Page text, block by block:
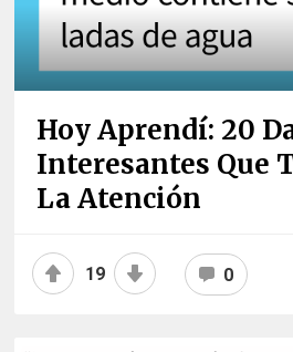
Hoy Aprendí: 20
Interesantes Que
La Atención
19 0